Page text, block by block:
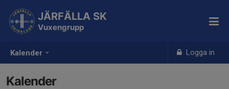
Kalender Logga in
JÄRFÄLLA SK
Vuxengrupp
Kalender